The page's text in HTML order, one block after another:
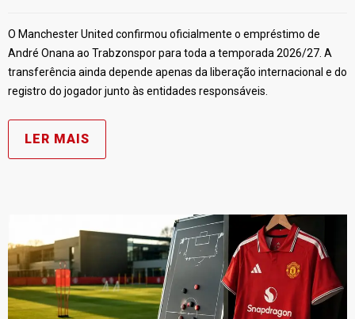
O Manchester United confirmou oficialmente o empréstimo de
André Onana ao Trabzonspor para toda a temporada 2026/27. A
transferência ainda depende apenas da liberação internacional e do
registro do jogador junto às entidades responsáveis.
LER MAIS